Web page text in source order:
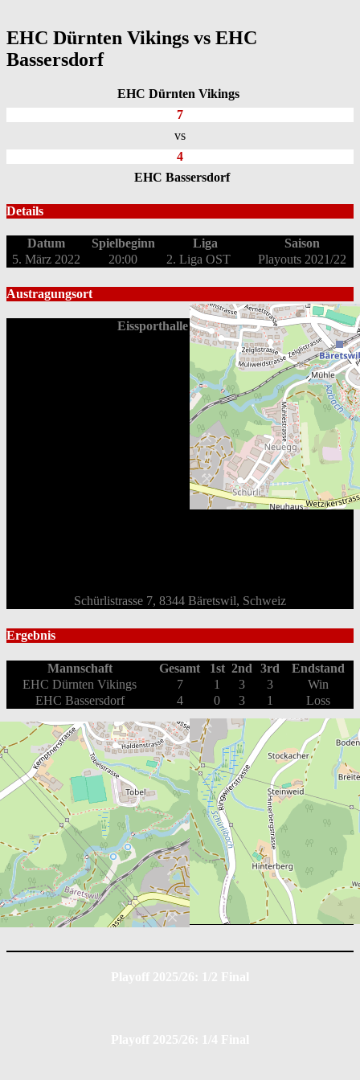
EHC Dürnten Vikings vs EHC
Bassersdorf
EHC Dürnten Vikings
7
vs
4
EHC Bassersdorf
Details
Datum Spielbeginn Liga
Saison
5. März 2022
20:00 2. Liga OST Playouts 2021/22
Austragungsort
Eissporthalle Bäretswil
Schürlistrasse 7, 8344 Bäretswil, Schweiz
Ergebnis
Mannschaft Gesamt 1st 2nd 3rd
Endstand
EHC Dürnten Vikings
7 1 3 3
Win
EHC Bassersdorf
4 0 3 1 Loss
Box Score
EHC Dürnten Vikings
Position G A
0
0
EHC Bassersdorf
Position G A
PIM
0